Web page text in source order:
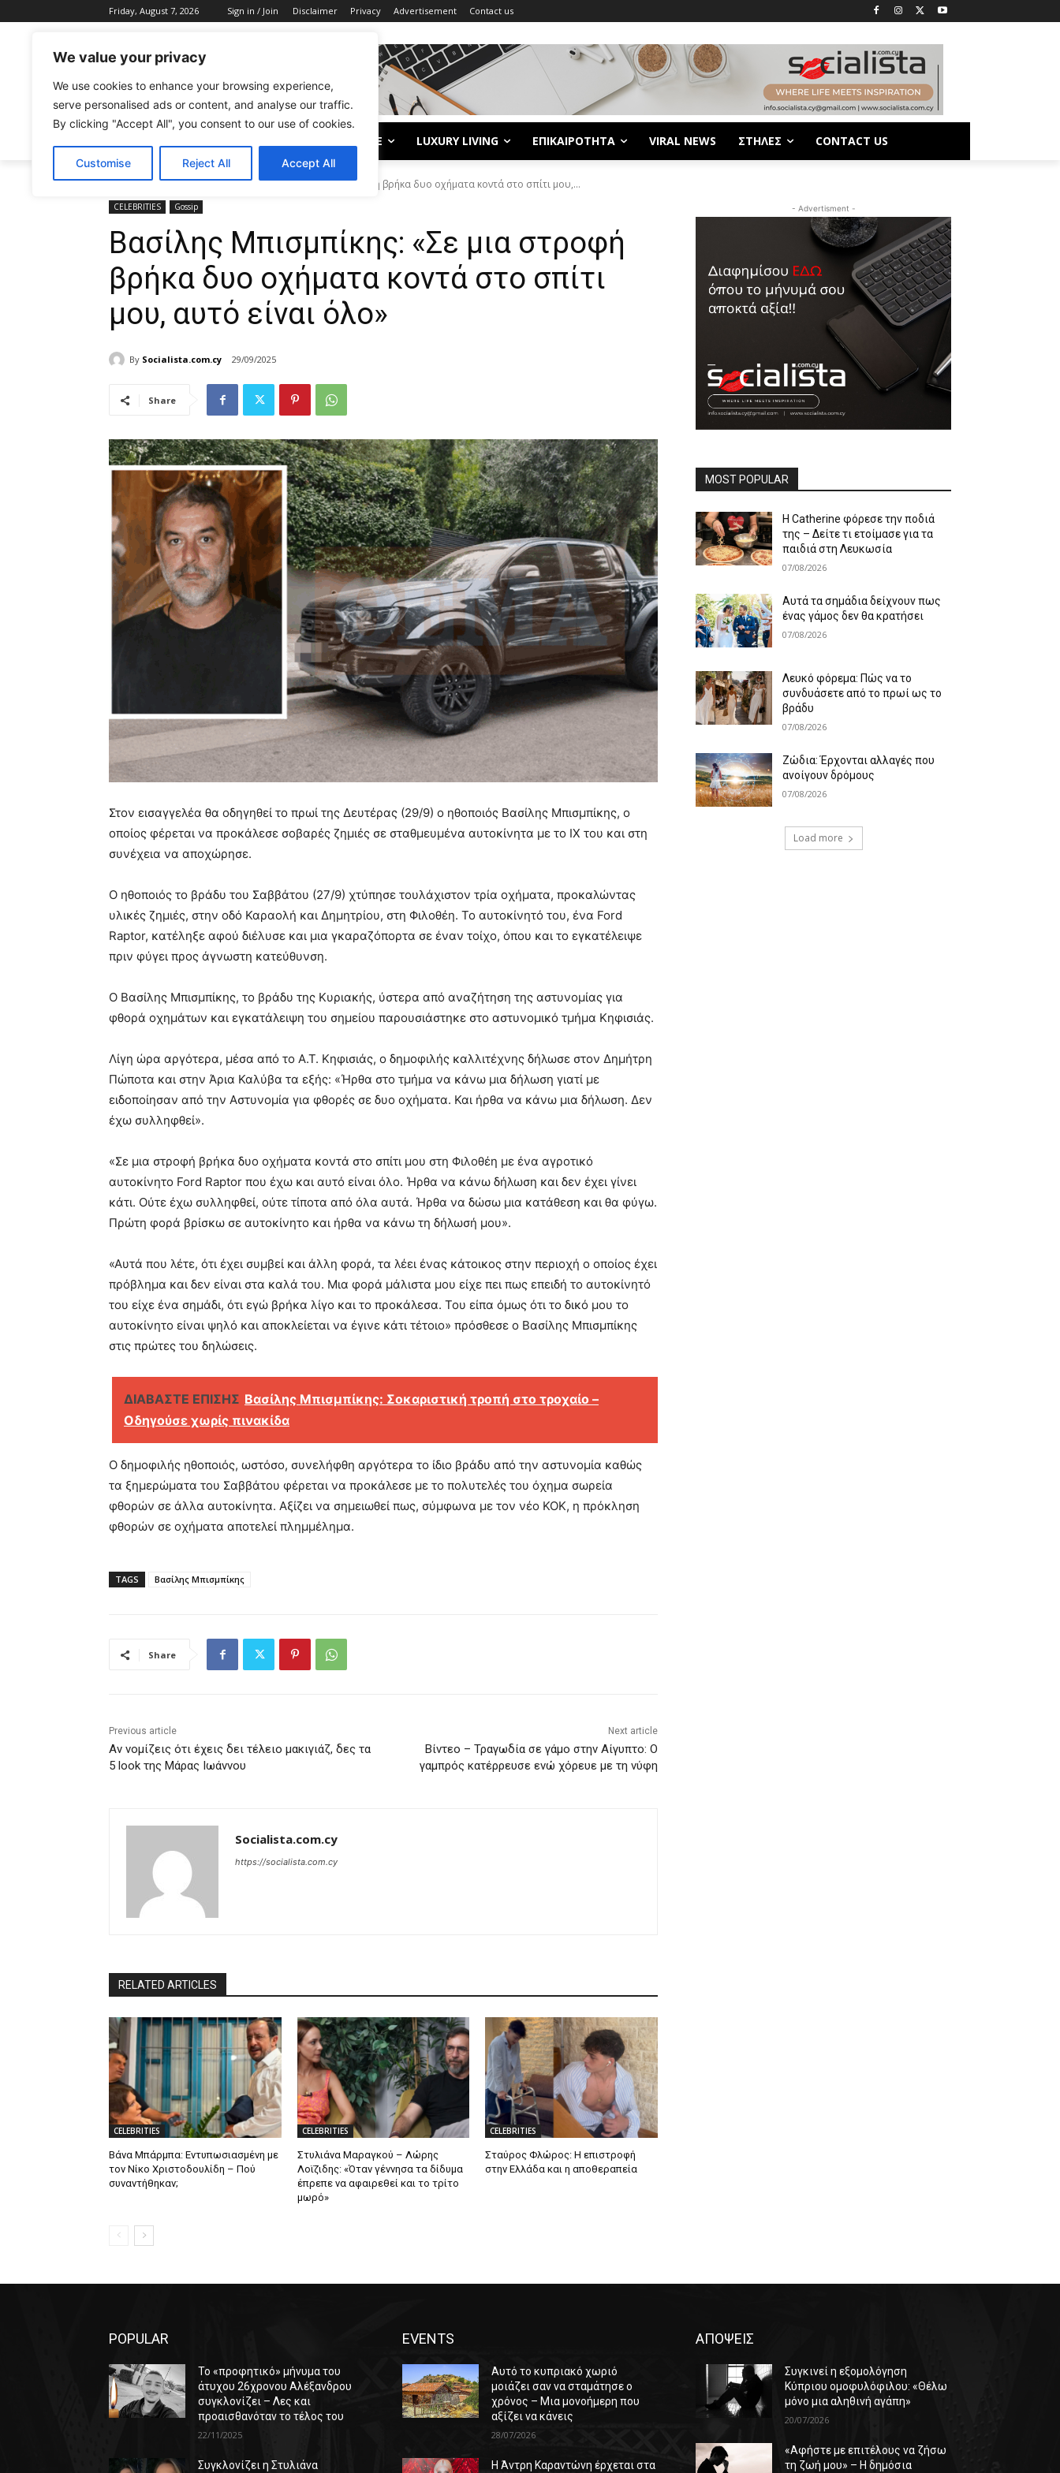
We value your privacy
We use cookies to enhance your browsing experience,
serve personalised ads or content, and analyse our traffic.
By clicking "Accept All", you consent to our use of cookies.
Customise Reject All Accept All
Friday, August 7, 2026 Sign in / Join Disclaimer Privacy Advertisement Contact us
LIFE LUXURY LIVING ΕΠΙΚΑΙΡΟΤΗΤΑ VIRAL NEWS ΣΤΗΛΕΣ CONTACT US
Home CELEBRITIES Βασίλης Μπισμπίκης: «Σε μια στροφή βρήκα δυο οχήματα κοντά στο σπίτι μου,...
CELEBRITIES Gossip
Βασίλης Μπισμπίκης: «Σε μια στροφή
βρήκα δυο οχήματα κοντά στο σπίτι
μου, αυτό είναι όλο»
By Socialista.com.cy 29/09/2025
Share
Στον εισαγγελέα θα οδηγηθεί το πρωί της Δευτέρας (29/9) ο ηθοποιός Βασίλης Μπισμπίκης, ο
οποίος φέρεται να προκάλεσε σοβαρές ζημιές σε σταθμευμένα αυτοκίνητα με το ΙΧ του και στη
συνέχεια να αποχώρησε.
Ο ηθοποιός το βράδυ του Σαββάτου (27/9) χτύπησε τουλάχιστον τρία οχήματα, προκαλώντας
υλικές ζημιές, στην οδό Καραολή και Δημητρίου, στη Φιλοθέη. Το αυτοκίνητό του, ένα Ford
Raptor, κατέληξε αφού διέλυσε και μια γκαραζόπορτα σε έναν τοίχο, όπου και το εγκατέλειψε
πριν φύγει προς άγνωστη κατεύθυνση.
Ο Βασίλης Μπισμπίκης, το βράδυ της Κυριακής, ύστερα από αναζήτηση της αστυνομίας για
φθορά οχημάτων και εγκατάλειψη του σημείου παρουσιάστηκε στο αστυνομικό τμήμα Κηφισιάς.
Λίγη ώρα αργότερα, μέσα από το Α.Τ. Κηφισιάς, ο δημοφιλής καλλιτέχνης δήλωσε στον Δημήτρη
Πώποτα και στην Άρια Καλύβα τα εξής: «Ήρθα στο τμήμα να κάνω μια δήλωση γιατί με
ειδοποίησαν από την Αστυνομία για φθορές σε δυο οχήματα. Και ήρθα να κάνω μια δήλωση. Δεν
έχω συλληφθεί».
«Σε μια στροφή βρήκα δυο οχήματα κοντά στο σπίτι μου στη Φιλοθέη με ένα αγροτικό
αυτοκίνητο Ford Raptor που έχω και αυτό είναι όλο. Ήρθα να κάνω δήλωση και δεν έχει γίνει
κάτι. Ούτε έχω συλληφθεί, ούτε τίποτα από όλα αυτά. Ήρθα να δώσω μια κατάθεση και θα φύγω.
Πρώτη φορά βρίσκω σε αυτοκίνητο και ήρθα να κάνω τη δήλωσή μου».
«Αυτά που λέτε, ότι έχει συμβεί και άλλη φορά, τα λέει ένας κάτοικος στην περιοχή ο οποίος έχει
πρόβλημα και δεν είναι στα καλά του. Μια φορά μάλιστα μου είχε πει πως επειδή το αυτοκίνητό
του είχε ένα σημάδι, ότι εγώ βρήκα λίγο και το προκάλεσα. Του είπα όμως ότι το δικό μου το
αυτοκίνητο είναι ψηλό και αποκλείεται να έγινε κάτι τέτοιο» πρόσθεσε ο Βασίλης Μπισμπίκης
στις πρώτες του δηλώσεις.
ΔΙΑΒΑΣΤΕ ΕΠΙΣΗΣ Βασίλης Μπισμπίκης: Σοκαριστική τροπή στο τροχαίο –
Οδηγούσε χωρίς πινακίδα
Ο δημοφιλής ηθοποιός, ωστόσο, συνελήφθη αργότερα το ίδιο βράδυ από την αστυνομία καθώς
τα ξημερώματα του Σαββάτου φέρεται να προκάλεσε με το πολυτελές του όχημα σωρεία
φθορών σε άλλα αυτοκίνητα. Αξίζει να σημειωθεί πως, σύμφωνα με τον νέο ΚΟΚ, η πρόκληση
φθορών σε οχήματα αποτελεί πλημμέλημα.
TAGS Βασίλης Μπισμπίκης
Share
Previous article
Αν νομίζεις ότι έχεις δει τέλειο μακιγιάζ, δες τα
5 look της Μάρας Ιωάννου
Next article
Βίντεο – Τραγωδία σε γάμο στην Αίγυπτο: Ο
γαμπρός κατέρρευσε ενώ χόρευε με τη νύφη
Socialista.com.cy
https://socialista.com.cy
RELATED ARTICLES
CELEBRITIES
Βάνα Μπάρμπα: Εντυπωσιασμένη με
τον Νίκο Χριστοδουλίδη – Πού
συναντήθηκαν;
CELEBRITIES
Στυλιάνα Μαραγκού – Λώρης
Λοϊζιδης: «Όταν γέννησα τα δίδυμα
έπρεπε να αφαιρεθεί και το τρίτο
μωρό»
CELEBRITIES
Σταύρος Φλώρος: Η επιστροφή
στην Ελλάδα και η αποθεραπεία
- Advertisment -
MOST POPULAR
Η Catherine φόρεσε την ποδιά
της – Δείτε τι ετοίμασε για τα
παιδιά στη Λευκωσία
07/08/2026
Αυτά τα σημάδια δείχνουν πως
ένας γάμος δεν θα κρατήσει
07/08/2026
Λευκό φόρεμα: Πώς να το
συνδυάσετε από το πρωί ως το
βράδυ
07/08/2026
Ζώδια: Έρχονται αλλαγές που
ανοίγουν δρόμους
07/08/2026
Load more
POPULAR
Το «προφητικό» μήνυμα του
άτυχου 26χρονου Αλέξανδρου
συγκλονίζει – Λες και
προαισθανόταν το τέλος του
22/11/2025
Συγκλονίζει η Στυλιάνα
EVENTS
Αυτό το κυπριακό χωριό
μοιάζει σαν να σταμάτησε ο
χρόνος – Μια μονοήμερη που
αξίζει να κάνεις
28/07/2026
Η Άντρη Καραντώνη έρχεται στα
ΑΠΟΨΕΙΣ
Συγκινεί η εξομολόγηση
Κύπριου ομοφυλόφιλου: «Θέλω
μόνο μια αληθινή αγάπη»
20/07/2026
«Αφήστε με επιτέλους να ζήσω
τη ζωή μου» – Η δημόσια